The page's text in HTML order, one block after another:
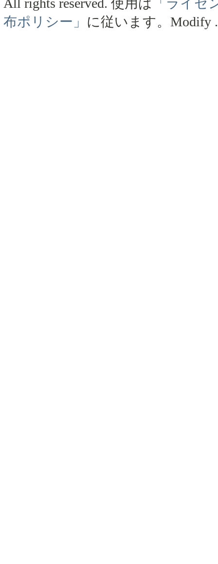
布ポリシー」 に従います。 Modify